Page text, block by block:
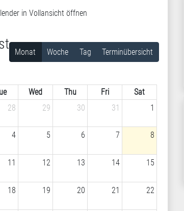
in Vollansicht öffnen
Monat Woche Tag Terminübersicht
Wed Thu Fri
Sat
28 29 30 31 1
4 5 6 7 8
11 12 13 14 15
18 19 20 21 22